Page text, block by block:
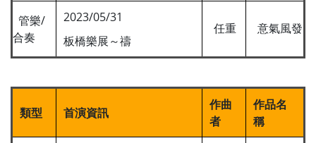
管樂/
合奏
2023/05/31
板橋樂展～禱
任重 意氣風發
類型 首演資訊
作曲
者
作品名
稱